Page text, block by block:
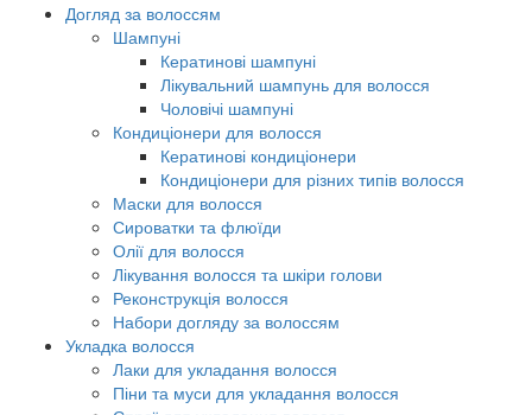
Догляд за волоссям
Шампуні
Кератинові шампуні
Лікувальний шампунь для волосся
Чоловічі шампуні
Кондиціонери для волосся
Кератинові кондиціонери
Кондиціонери для різних типів волосся
Маски для волосся
Сироватки та флюїди
Олії для волосся
Лікування волосся та шкіри голови
Реконструкція волосся
Набори догляду за волоссям
Укладка волосся
Лаки для укладання волосся
Піни та муси для укладання волосся